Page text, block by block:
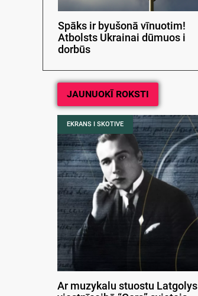
Spāks ir byušonā vīnuotim!
Atbolsts Ukrainai dūmuos i
dorbūs
JAUNUOKĪ ROKSTI
EKRANS I SKOTIVE
Ar muzykalu stuostu Latgolys